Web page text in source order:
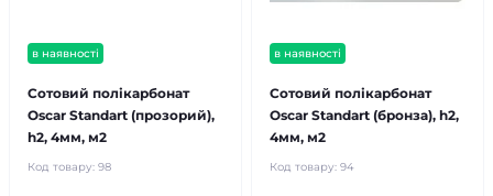
в наявності
Сотовий полікарбонат
Oscar Standart (прозорий),
h2, 4мм, м2
Код товару: 98
в наявності
Сотовий полікарбонат
Oscar Standart (бронза), h2,
4мм, м2
Код товару: 94